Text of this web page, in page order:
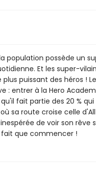
population possède un
Et les super-
puissant des héros !
: entrer à la Hero
fait partie des 20 %
sa route croise celle
de voir son rêve
que commencer !